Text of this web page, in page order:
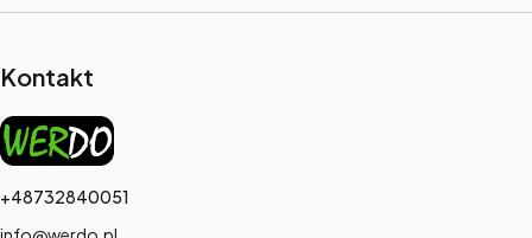
Kontakt
+48732840051